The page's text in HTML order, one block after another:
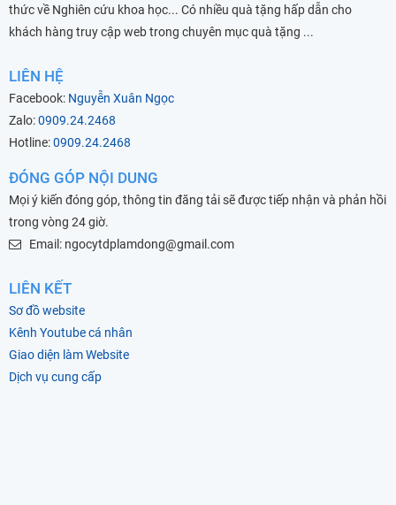
thức về Nghiên cứu khoa học... Có nhiều quà tặng hấp dẫn cho
khách hàng truy cập web trong chuyên mục quà tặng ...
LIÊN HỆ
Facebook: Nguyễn Xuân Ngọc
Zalo:0909.24.2468
Hotline:0909.24.2468
ĐÓNG GÓP NỘI DUNG
Mọi ý kiến đóng góp, thông tin đăng tải sẽ được tiếp nhận và phản hồi
trong vòng 24 giờ.
Email: ngocytdplamdong@gmail.com
LIÊN KẾT
Sơ đồ website
Kênh Youtube cá nhân
Giao diện làm Website
Dịch vụ cung cấp